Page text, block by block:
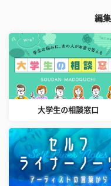
編
大学生の相談窓口